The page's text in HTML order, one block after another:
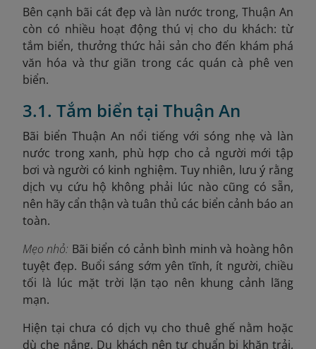
Bên cạnh bãi cát đẹp và làn nước trong, Thuận An
còn có nhiều hoạt động thú vị cho du khách: từ
tắm biển, thưởng thức hải sản cho đến khám phá
văn hóa và thư giãn trong các quán cà phê ven
biển.
3.1. Tắm biển tại Thuận An
Bãi biển Thuận An nổi tiếng với sóng nhẹ và làn
nước trong xanh, phù hợp cho cả người mới tập
bơi và người có kinh nghiệm. Tuy nhiên, lưu ý rằng
dịch vụ cứu hộ không phải lúc nào cũng có sẵn,
nên hãy cẩn thận và tuân thủ các biển cảnh báo an
toàn.
Mẹo nhỏ: Bãi biển có cảnh bình minh và hoàng hôn
tuyệt đẹp. Buổi sáng sớm yên tĩnh, ít người, chiều
tối là lúc mặt trời lặn tạo nên khung cảnh lãng
mạn.
Hiện tại chưa có dịch vụ cho thuê ghế nằm hoặc
dù che nắng. Du khách nên tự chuẩn bị khăn trải,